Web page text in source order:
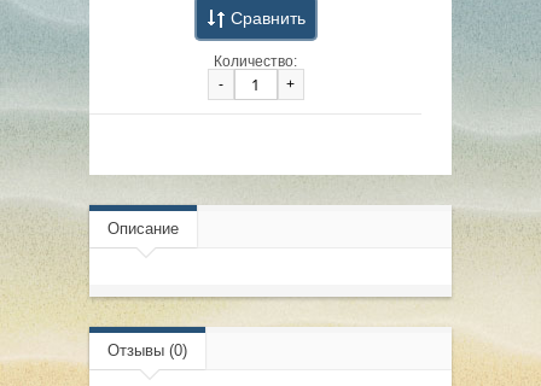
Сравнить
Количество:
-
+
Описание
Отзывы (0)